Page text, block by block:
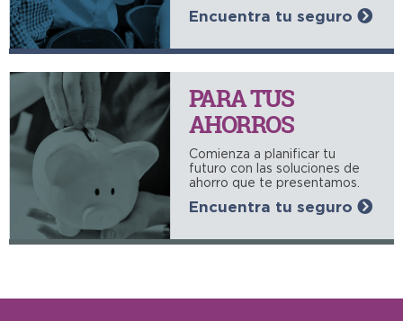
Encuentra tu seguro
Encuentra tu seguro
PARA TUS
AHORROS
Comienza a planificar tu
futuro con las soluciones de
ahorro que te presentamos.